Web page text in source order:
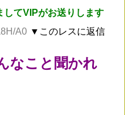
してVIPがお送りします
A0 ▼このレスに返信
なこと聞かれ